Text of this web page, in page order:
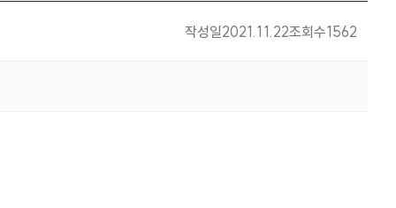
작성일2021.11.22조회수1562